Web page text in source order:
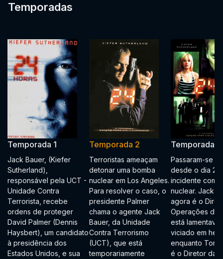
Temporadas
Temporada 1
Jack Bauer, (Kiefer
Sutherland),
responsável pela UCT -
Unidade Contra
Terrorista, recebe
ordens de proteger
David Palmer (Dennis
Haysbert), um candidato
à presidência dos
Estados Unidos, e sua
Temporada 2
Terroristas ameaçam
detonar uma bomba
nuclear em Los Angeles.
Para resolver o caso, o
presidente Palmer
chama o agente Jack
Bauer, da Unidade
Contra Terrorismo
(UCT), que está
temporariamente
Temporada 3
Passaram-se
desde o dia 2
incidente com
nuclear. Jack
agora é o
Operações de
está
viciado em
enquanto Tony
é o Diretor da